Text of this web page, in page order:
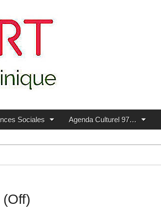
Sociales Agenda Culturel 97…